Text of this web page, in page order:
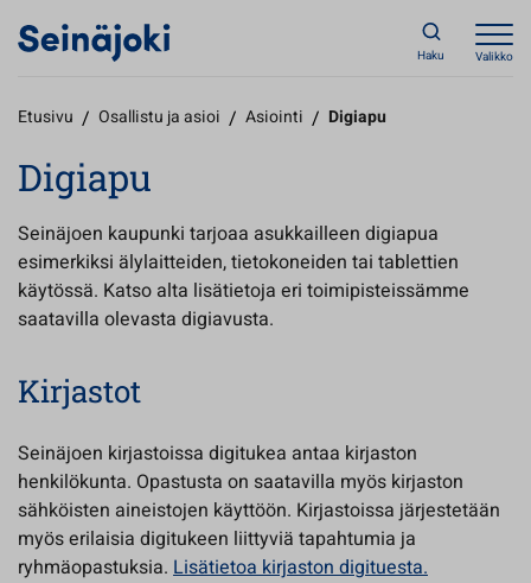
Haku Valikko
Etusivu / Osallistu ja asioi / Asiointi / Digiapu
Digiapu
Seinäjoen kaupunki tarjoaa asukkailleen digiapua
esimerkiksi älylaitteiden, tietokoneiden tai tablettien
käytössä. Katso alta lisätietoja eri toimipisteissämme
saatavilla olevasta digiavusta.
Kirjastot
Seinäjoen kirjastoissa digitukea antaa kirjaston
henkilökunta. Opastusta on saatavilla myös kirjaston
sähköisten aineistojen käyttöön. Kirjastoissa järjestetään
myös erilaisia digitukeen liittyviä tapahtumia ja
ryhmäopastuksia. Lisätietoa kirjaston digituesta.